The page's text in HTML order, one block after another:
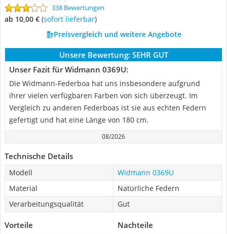
338 Bewertungen
ab 10,00 € ( Sofort lieferbar)
Preisvergleich und weitere Angebote
Unsere Bewertung: SEHR GUT
Unser Fazit für Widmann 0369U:
Die Widmann-Federboa hat uns insbesondere aufgrund
ihrer vielen verfügbaren Farben von sich überzeugt. Im
Vergleich zu anderen Federboas ist sie aus echten Federn
gefertigt und hat eine Länge von 180 cm.
08/2026
Technische Details
Modell
Widmann 0369U
Material
Natürliche Federn
Verarbeitungsqualität
Gut
Vorteile Nachteile